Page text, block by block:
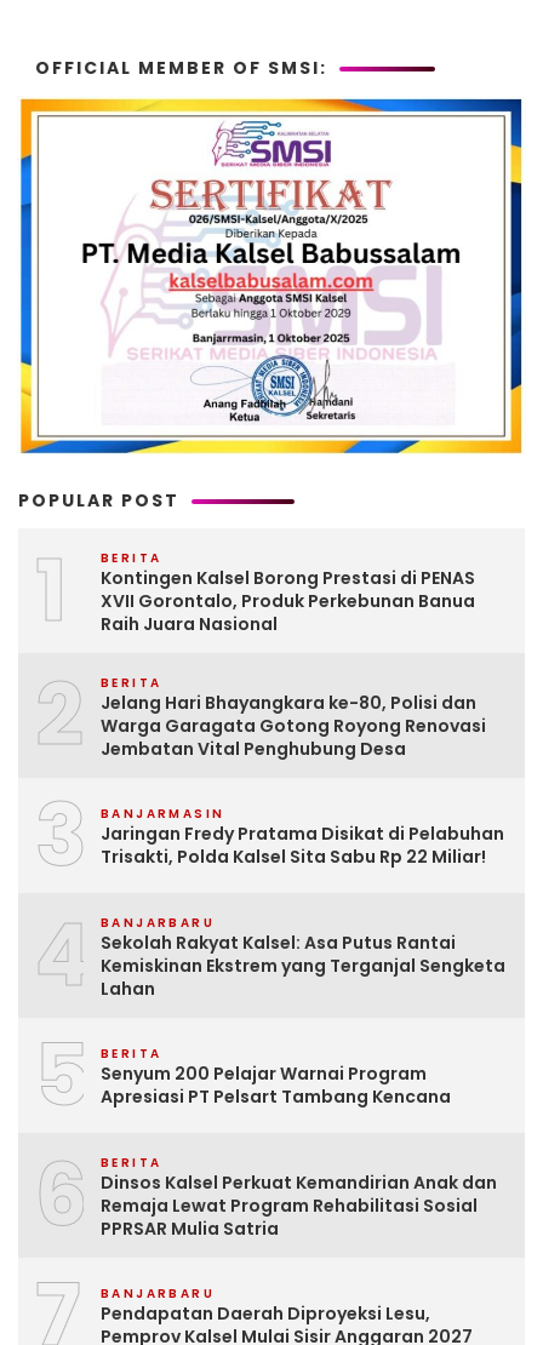
OFFICIAL MEMBER OF SMSI:
POPULAR POST
1 BERITA
Kontingen Kalsel Borong Prestasi di PENAS
XVII Gorontalo, Produk Perkebunan Banua
Raih Juara Nasional
2 BERITA
Jelang Hari Bhayangkara ke-80, Polisi dan
Warga Garagata Gotong Royong Renovasi
Jembatan Vital Penghubung Desa
3 BANJARMASIN
Jaringan Fredy Pratama Disikat di Pelabuhan
Trisakti, Polda Kalsel Sita Sabu Rp 22 Miliar!
4 BANJARBARU
Sekolah Rakyat Kalsel: Asa Putus Rantai
Kemiskinan Ekstrem yang Terganjal Sengketa
Lahan
5 BERITA
Senyum 200 Pelajar Warnai Program
Apresiasi PT Pelsart Tambang Kencana
6 BERITA
Dinsos Kalsel Perkuat Kemandirian Anak dan
Remaja Lewat Program Rehabilitasi Sosial
PPRSAR Mulia Satria
7 BANJARBARU
Pendapatan Daerah Diproyeksi Lesu,
Pemprov Kalsel Mulai Sisir Anggaran 2027